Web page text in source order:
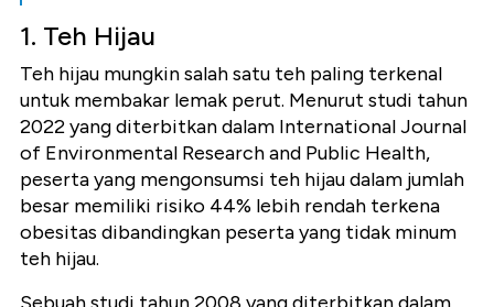
1. Teh Hijau
Teh hijau mungkin salah satu teh paling terkenal
untuk membakar lemak perut. Menurut studi tahun
2022 yang diterbitkan dalam International Journal
of Environmental Research and Public Health,
peserta yang mengonsumsi teh hijau dalam jumlah
besar memiliki risiko 44% lebih rendah terkena
obesitas dibandingkan peserta yang tidak minum
teh hijau.
Sebuah studi tahun 2008 yang diterbitkan dalam